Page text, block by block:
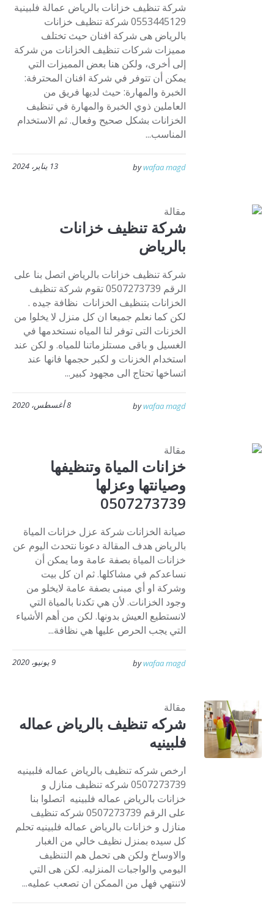
شركة تنظيف خزانات بالرياض عمالة فلبينية
0553445129 شركة تنظيف خزانات
بالرياض هى شركة افنان حيث تختلف
مميزات شركات تنظيف الخزانات من شركة
إلى أخرى، ولكن هنا بعض المميزات التي
يمكن أن تتوفر في شركة افنان المحترفة:
الخبرة والمهارة: حيث لديها فريق من
العاملين ذوي الخبرة والمهارة في تنظيف
الخزانات بشكل صحيح وفعال. ثم الاستخدام
المناسب...
13 يناير، 2024 bywafaa magd
مقالة
شركة تنظيف خزانات
بالرياض
شركة تنظيف خزانات بالرياض اتصل بنا على
الرقم 0507273739 تقوم شركة تنظيف
الخزانات بتنظيف الخزانات نظافة جيده .
لكن كما نعلم جميعا ان كل منزل لا يخلوا من
الخزنات التى توفر لنا المياه نستخدمها في
الغسيل و باقى مستلزماتنا للمياه. و لكن عند
استخدام الخزنات و لكبر حجمها فانها عند
اتساخها تحتاج الى مجهود كبير...
8 أغسطس، 2020 bywafaa magd
مقالة
خزانات المياة وتنظيفها
وصيانتها وعزلها
0507273739
صيانة الخزانات شركة عزل خزانات المياة
بالرياض هدف المقالة دعونا نتحدث اليوم عن
خزانات المياة بصفة عامة وما يمكن أن
نساعدكم في مشاكلها. ثم ان كل بيت
وشركة او أي مبنى بصفة عامة لايخلو من
وجود الخزانات. لأن هي تكدنا بالمياة التي
لانستطيع العيش بدونها. لكن من أهم الأشياء
التي يجب الحرص عليها هي نظافة...
9 يونيو، 2020 bywafaa magd
مقالة
شركه تنظيف بالرياض عماله
فلبينيه
ارخص شركه تنظيف بالرياض عماله فلبينيه
0507273739 شركه تنظيف منازل و
خزانات بالرياض عماله فلبينيه اتصلوا بنا
على الرقم 0507273739 شركه تنظيف
منازل و خزانات بالرياض عماله فلبينيه تحلم
كل سيده بمنزل نظيف خالي من الغبار
والاوساخ ولكن هى تحمل هم التنظيف
اليومي والواجبات المنزليه. لكن هى التي
لاتنتهي فهل من الممكن ان تصعب عمليه...